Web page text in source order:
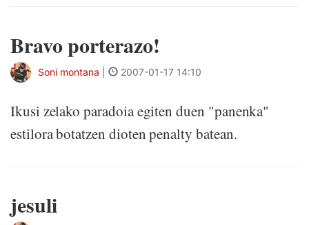
Bravo porterazo!
Soni montana 2007-01-17 14:10
Ikusi zelako paradoia egiten duen "panenka"
estilora botatzen dioten penalty batean.
jesuli